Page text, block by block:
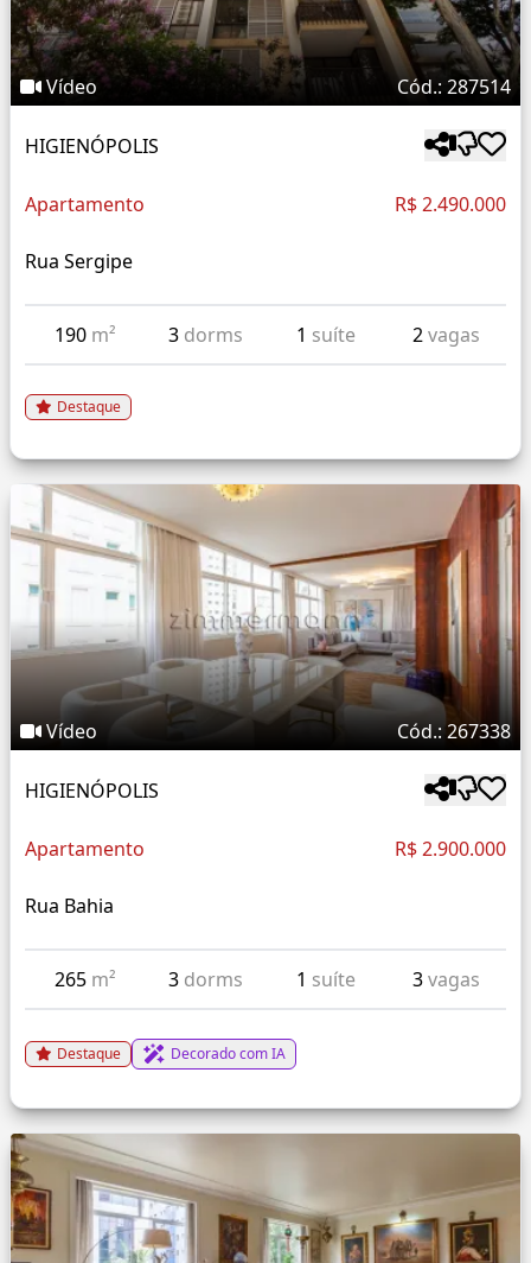
Vídeo Cód.: 287514
HIGIENÓPOLIS
Apartamento R$ 2.490.000
Rua Sergipe
190 m² 3 dorms 1 suíte 2vagas
Destaque
Vídeo Cód.: 267338
HIGIENÓPOLIS
Apartamento R$ 2.900.000
Rua Bahia
265 m² 3 dorms 1 suíte 3vagas
Destaque Decorado com IA